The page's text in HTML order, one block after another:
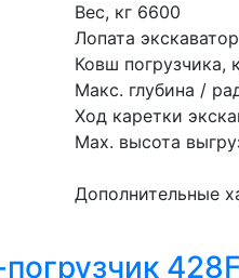
Вес, кг 6600
Лопата
Ковш погрузчика,
Макс. глубина /
Ход каретки
Мах. высота
Дополнительные
428F